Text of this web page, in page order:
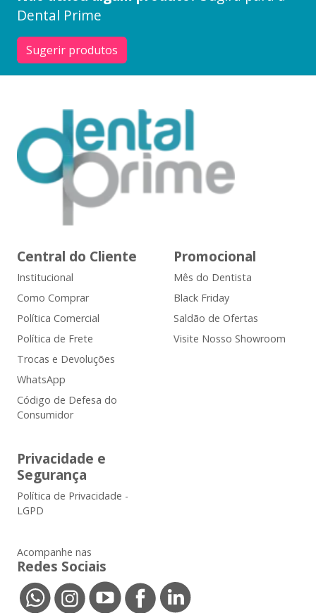
Dental Prime
Sugerir produtos
Central do Cliente
Institucional
Como Comprar
Política Comercial
Política de Frete
Trocas e Devoluções
WhatsApp
Código de Defesa do
Consumidor
Promocional
Mês do Dentista
Black Friday
Saldão de Ofertas
Visite Nosso Showroom
Privacidade e
Segurança
Política de Privacidade -
LGPD
Acompanhe nas
Redes Sociais